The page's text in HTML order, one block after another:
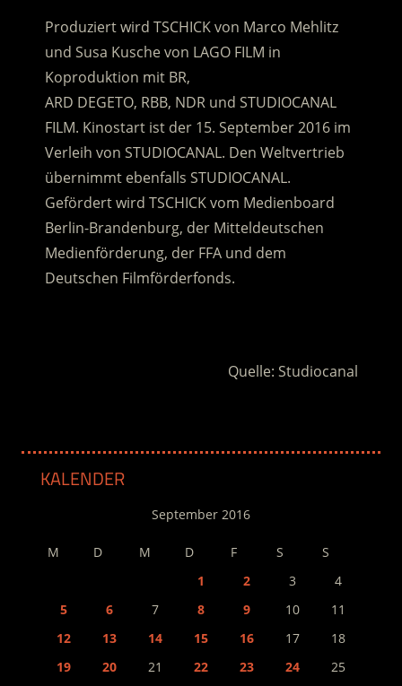
Produziert wird TSCHICK von Marco Mehlitz
und Susa Kusche von LAGO FILM in
Koproduktion mit BR,
ARD DEGETO, RBB, NDR und STUDIOCANAL
FILM. Kinostart ist der 15. September 2016 im
Verleih von STUDIOCANAL. Den Weltvertrieb
übernimmt ebenfalls STUDIOCANAL.
Gefördert wird TSCHICK vom Medienboard
Berlin-Brandenburg, der Mitteldeutschen
Medienförderung, der FFA und dem
Deutschen Filmförderfonds.
Quelle: Studiocanal
KALENDER
September 2016
M D M D F S
S
1
2 3
4
5
6 7 8 9 10
11
12
13 14 15 16 17
18
19
20 21 22 23 24
25